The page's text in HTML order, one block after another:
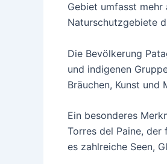
Gebiet umfasst
Naturschutzgebiete
Die Bevölkerung
und indigenen
Bräuchen, Kunst
Ein besonderes
Torres del Paine, der
es zahlreiche Seen,